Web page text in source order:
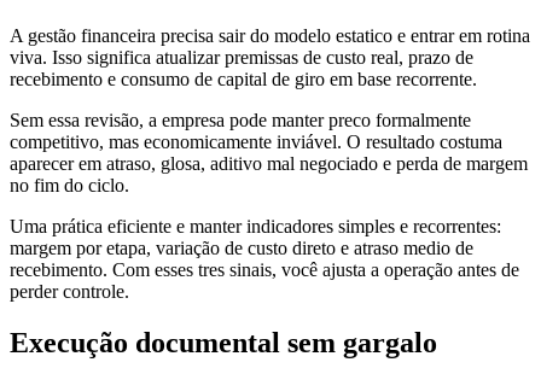
A gestão financeira precisa sair do modelo estatico e entrar em rotina
viva. Isso significa atualizar premissas de custo real, prazo de
recebimento e consumo de capital de giro em base recorrente.
Sem essa revisão, a empresa pode manter preco formalmente
competitivo, mas economicamente inviável. O resultado costuma
aparecer em atraso, glosa, aditivo mal negociado e perda de margem
no fim do ciclo.
Uma prática eficiente e manter indicadores simples e recorrentes:
margem por etapa, variação de custo direto e atraso medio de
recebimento. Com esses tres sinais, você ajusta a operação antes de
perder controle.
Execução documental sem gargalo